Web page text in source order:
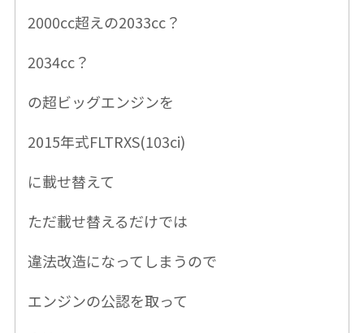
2000cc超えの2033cc？
2034cc？
の超ビッグエンジンを
2015年式FLTRXS(103ci)
に載せ替えて
ただ載せ替えるだけでは
違法改造になってしまうので
エンジンの公認を取って